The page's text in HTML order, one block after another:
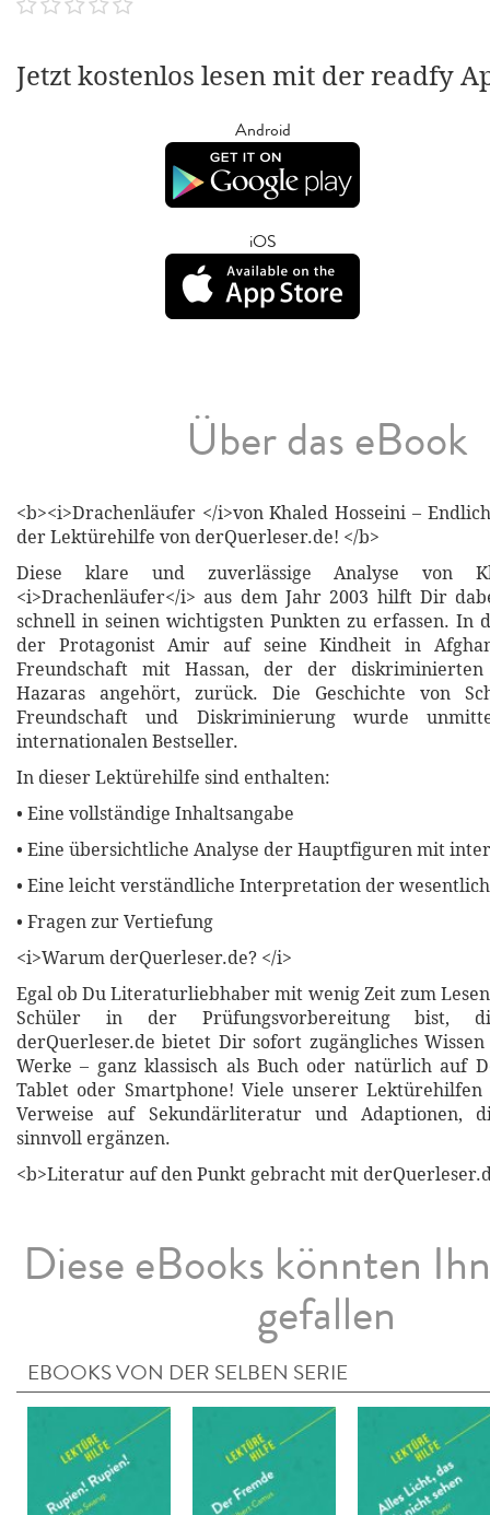
Jetzt kostenlos lesen mit der readfy
Android
iOS
Über das eBook
<b><i>Drachenläufer </i>von Khaled Hosseini –
der Lektürehilfe von derQuerleser.de! </b>
Diese klare und zuverlässige Analyse von
<i>Drachenläufer</i> aus dem Jahr 2003 hilft Dir
schnell in seinen wichtigsten Punkten zu erfassen. In
der Protagonist Amir auf seine Kindheit in
Freundschaft mit Hassan, der der
Hazaras angehört, zurück. Die Geschichte von
Freundschaft und Diskriminierung wurde
internationalen Bestseller.
In dieser Lektürehilfe sind enthalten:
• Eine vollständige Inhaltsangabe
• Eine übersichtliche Analyse der Hauptfiguren mit
• Eine leicht verständliche Interpretation der
• Fragen zur Vertiefung
<i>Warum derQuerleser.de? </i>
Egal ob Du Literaturliebhaber mit wenig Zeit zum
Schüler in der Prüfungsvorbereitung bist,
derQuerleser.de bietet Dir sofort zugängliches
Werke – ganz klassisch als Buch oder natürlich auf
Tablet oder Smartphone! Viele unserer Lektürehilfen
Verweise auf Sekundärliteratur und Adaptionen,
sinnvoll ergänzen.
<b>Literatur auf den Punkt gebracht mit
Diese eBooks könnten
gefallen
EBOOKS VON DER SELBEN SERIE